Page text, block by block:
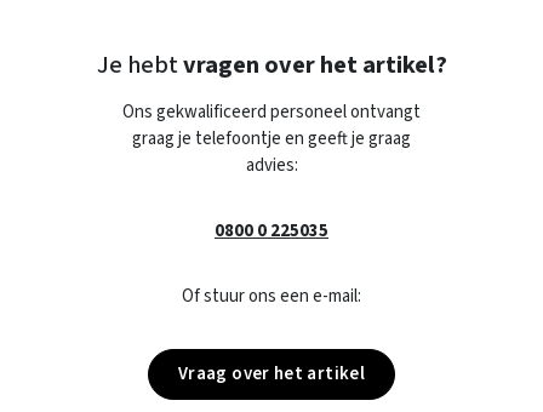
Je hebtvragen over het artikel?
Ons gekwalificeerd personeel ontvangt
graag je telefoontje en geeft je graag
advies:
0800 0 225035
Of stuur ons een e-mail:
Vraag over het artikel